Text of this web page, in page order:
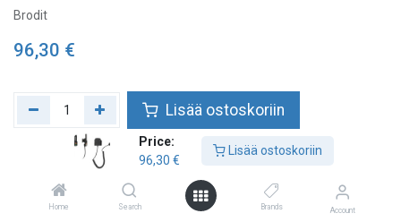
Price:
96,30 €
Lisää ostoskoriin
Home Search Brands Account
Brodit
96,30 €
Lisää ostoskoriin
Lisää toivelistalle